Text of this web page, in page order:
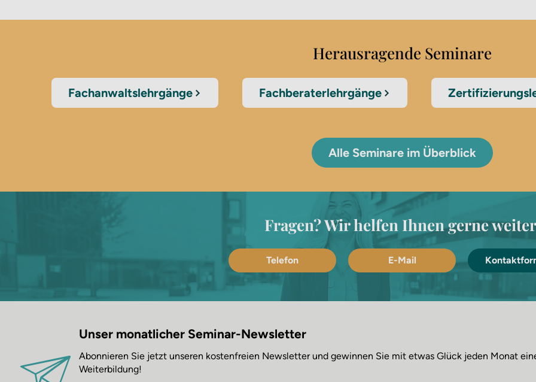
Herausragende Seminare
Fachanwaltslehrgänge Fachberaterlehrgänge
Alle Seminare im Überblick
Fragen? Wir helfen Ihnen gerne
Telefon E-Mail
Unser monatlicher Seminar-Newsletter
Abonnieren Sie jetzt unseren kostenfreien Newsletter und gewinnen Sie mit etwas Glück jeden Monat
Weiterbildung!